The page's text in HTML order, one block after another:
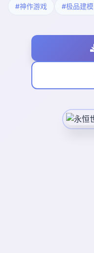
#神作游戏 #极品建模